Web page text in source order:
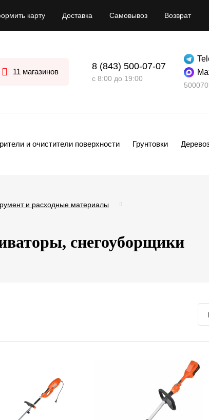
карту Доставка Самовывоз Возврат
11 магазинов
8 (843) 500-07-07
с 8:00 до 19:00
и очистители поверхности Грунтовки
и расходные материалы
снегоуборщики